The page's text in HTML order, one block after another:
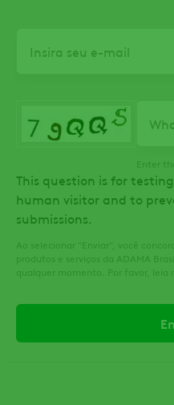
Enter
This question is for
human visitor and to
submissions.
Ao selecionar "Enviar", você
produtos e serviços da ADAMA
qualquer momento. Por favor, leia